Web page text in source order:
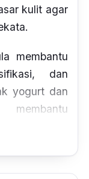
kulit agar
membantu
dan
yogurt dan